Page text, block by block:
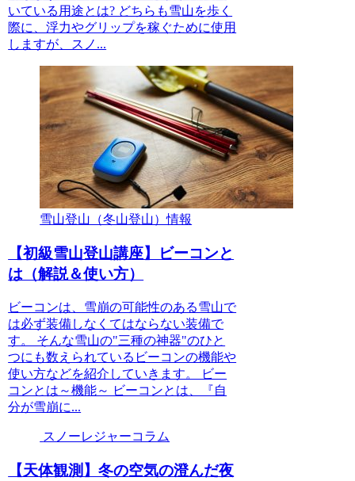
いている用途とは? どちらも雪山を歩く
際に、浮力やグリップを稼ぐために使用
しますが、スノ...
雪山登山（冬山登山）情報
【初級雪山登山講座】ビーコンと
は（解説＆使い方）
ビーコンは、雪崩の可能性のある雪山で
は必ず装備しなくてはならない装備で
す。 そんな雪山の"三種の神器"のひと
つにも数えられているビーコンの機能や
使い方などを紹介していきます。 ビー
コンとは～機能～ ビーコンとは、『自
分が雪崩に...
スノーレジャーコラム
【天体観測】冬の空気の澄んだ夜